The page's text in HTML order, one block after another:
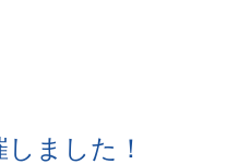
ました！